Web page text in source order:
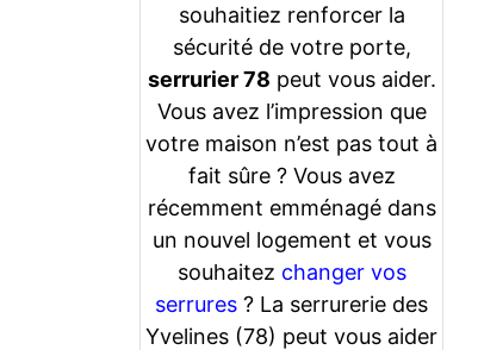
souhaitiez renforcer la
sécurité de votre porte,
serrurier 78 peut vous aider.
Vous avez l’impression que
votre maison n’est pas tout à
fait sûre ? Vous avez
récemment emménagé dans
un nouvel logement et vous
souhaitez changer vos
serrures ? La serrurerie des
Yvelines (78) peut vous aider